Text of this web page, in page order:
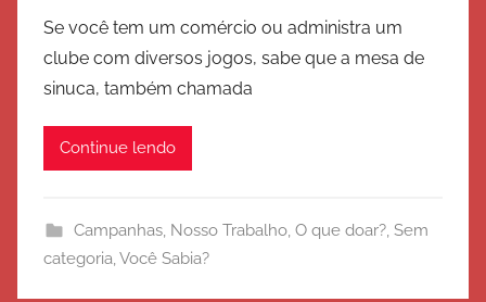
r
E
t
Se você tem um comércio ou administra um
clube com diversos jogos, sabe que a mesa de
sinuca, também chamada
Continue lendo
Campanhas, Nosso Trabalho, O que doar?, Sem
categoria,Você Sabia?